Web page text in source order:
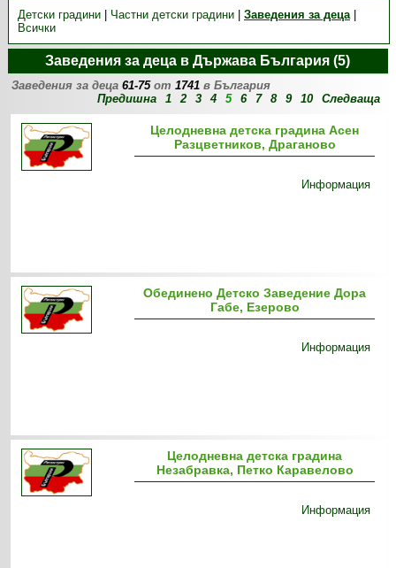
Детски градини| Частни детски градини| Заведения за деца|
Всички
Заведения за деца в Държава България (5)
Заведения за деца61-75от1741 в България
Предишна
1 2 3 4 5 6 7 8 9 10 Следваща
Целодневна детска градина Асен
Разцветников, Драганово
Информация
Обединено Детско Заведение Дора
Габе, Езерово
Информация
Целодневна детска градина
Незабравка, Петко Каравелово
Информация